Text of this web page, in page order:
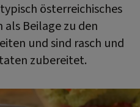
österreichisches
als Beilage zu den
und sind rasch und
zubereitet.